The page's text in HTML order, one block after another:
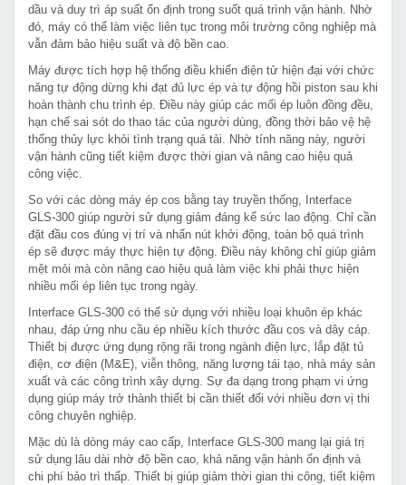
dầu và duy trì áp suất ổn định trong suốt quá trình vận hành. Nhờ
đó, máy có thể làm việc liên tục trong môi trường công nghiệp mà
vẫn đảm bảo hiệu suất và độ bền cao.
Máy được tích hợp hệ thống điều khiển điện tử hiện đại với chức
năng tự động dừng khi đạt đủ lực ép và tự động hồi piston sau khi
hoàn thành chu trình ép. Điều này giúp các mối ép luôn đồng đều,
hạn chế sai sót do thao tác của người dùng, đồng thời bảo vệ hệ
thống thủy lực khỏi tình trạng quá tải. Nhờ tính năng này, người
vận hành cũng tiết kiệm được thời gian và nâng cao hiệu quả
công việc.
So với các dòng máy ép cos bằng tay truyền thống, Interface
GLS-300 giúp người sử dụng giảm đáng kể sức lao động. Chỉ cần
đặt đầu cos đúng vị trí và nhấn nút khởi động, toàn bộ quá trình
ép sẽ được máy thực hiện tự động. Điều này không chỉ giúp giảm
mệt mỏi mà còn nâng cao hiệu quả làm việc khi phải thực hiện
nhiều mối ép liên tục trong ngày.
Interface GLS-300 có thể sử dụng với nhiều loại khuôn ép khác
nhau, đáp ứng nhu cầu ép nhiều kích thước đầu cos và dây cáp.
Thiết bị được ứng dụng rộng rãi trong ngành điện lực, lắp đặt tủ
điện, cơ điện (M&E), viễn thông, năng lượng tái tạo, nhà máy sản
xuất và các công trình xây dựng. Sự đa dạng trong phạm vi ứng
dụng giúp máy trở thành thiết bị cần thiết đối với nhiều đơn vị thi
công chuyên nghiệp.
Mặc dù là dòng máy cao cấp, Interface GLS-300 mang lại giá trị
sử dụng lâu dài nhờ độ bền cao, khả năng vận hành ổn định và
chi phí bảo trì thấp. Thiết bị giúp giảm thời gian thi công, tiết kiệm